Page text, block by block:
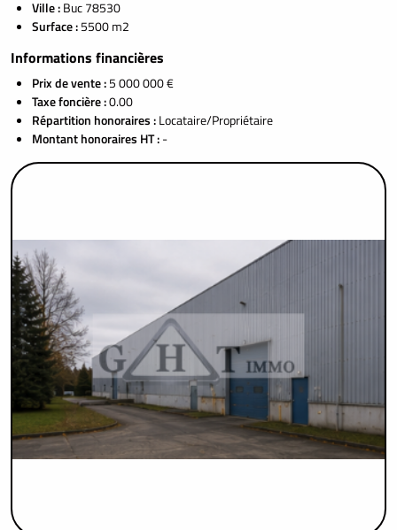
Ville :Buc 78530
Surface :5500 m2
Informations financières
Prix de vente :5 000 000 €
Taxe foncière :0.00
Répartition honoraires :Locataire/Propriétaire
Montant honoraires HT :-